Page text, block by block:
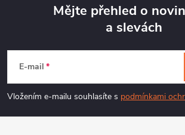
a
í
p
p
Mějte přehled o
a slevách
E-mail
Vložením e-mailu souhlasíte s podmínkami